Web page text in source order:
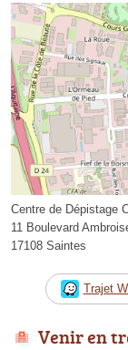
Centre de Dépistage
11 Boulevard
17108 Saintes
Trajet
Venir en